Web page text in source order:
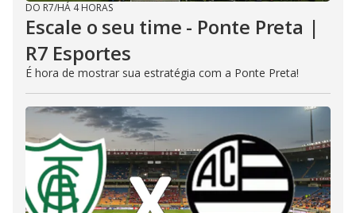
DO R7/HÁ 4 HORAS
Escale o seu time - Ponte Preta |
R7 Esportes
É hora de mostrar sua estratégia com a Ponte Preta!